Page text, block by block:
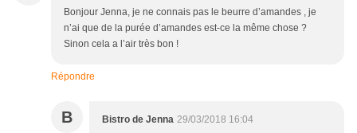
Bonjour Jenna, je ne connais pas le beurre d’amandes , je
n’ai que de la purée d’amandes est-ce la même chose ?
Sinon cela a l’air très bon !
Répondre
B Bistro de Jenna 29/03/2018 16:04